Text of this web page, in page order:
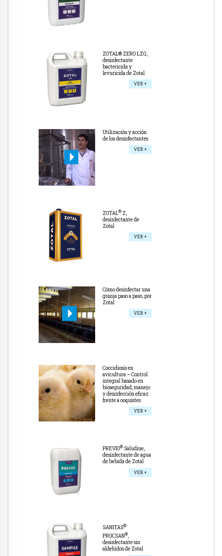
ZOTAL® ZERO LZG,
desinfectante
bactericida y
levuricida de Zotal
VER +
Utilización y acción
de los desinfectantes
VER +
ZOTAL®Z,
desinfectante de
Zotal
VER +
Cómo desinfectar una
granja paso a paso, por
Zotal
VER +
Coccidiosis en
avicultura – Control
integral basado en
bioseguridad, manejo
y desinfección eficaz
frente a ooquistes
VER +
PREVIO®Saludine,
desinfectante de agua
de bebida de Zotal
VER +
SANITAS®
PROCSAN®,
desinfectante sin
aldehídos de Zotal